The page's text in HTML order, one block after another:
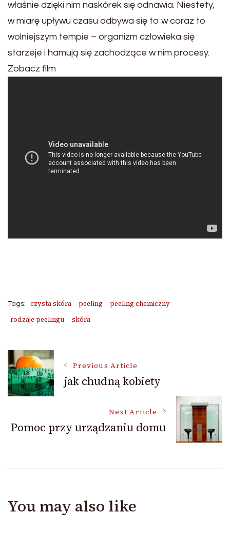
właśnie dzięki nim naskórek się odnawia. Niestety,
w miarę upływu czasu odbywa się to w coraz to
wolniejszym tempie – organizm człowieka się
starzeje i hamują się zachodzące w nim procesy.
Zobacz film
Tags: czysta skóra peeling
peeling chemiczny
rodzaje peelingu
skóra
Post
Navigation
Previous Article
jak chudną kobiety
Next Article
Pomoc przy urządzaniu domu
You may also like